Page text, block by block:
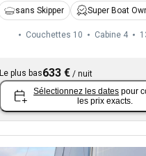
sans Skipper Super Boat
Couchettes 10 Cabine 4
Le plus bas633 € /nuit
Sélectionnez les dates pour
les prix exacts.